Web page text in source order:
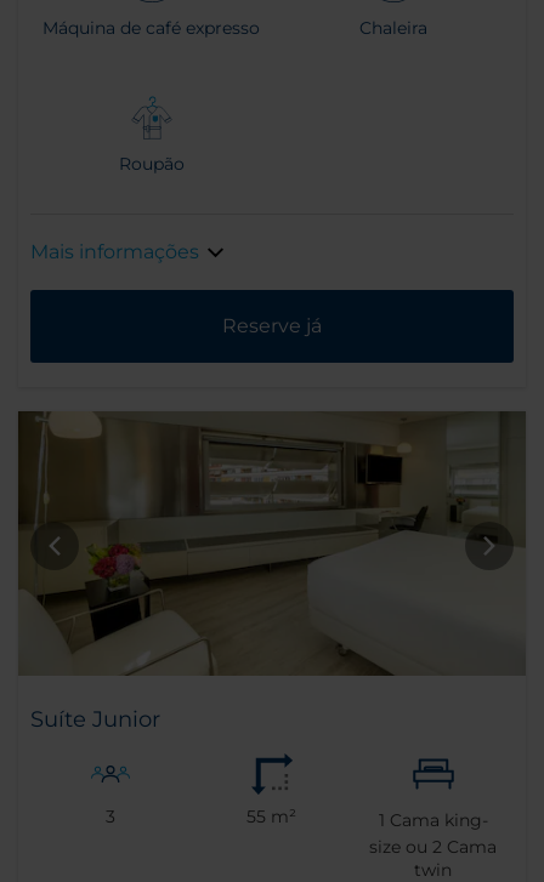
Máquina de café expresso Chaleira
Roupão
Mais informações
Reserve já
Suíte Junior
3 55 m² 1 Cama king-
size ou2 Cama
twin